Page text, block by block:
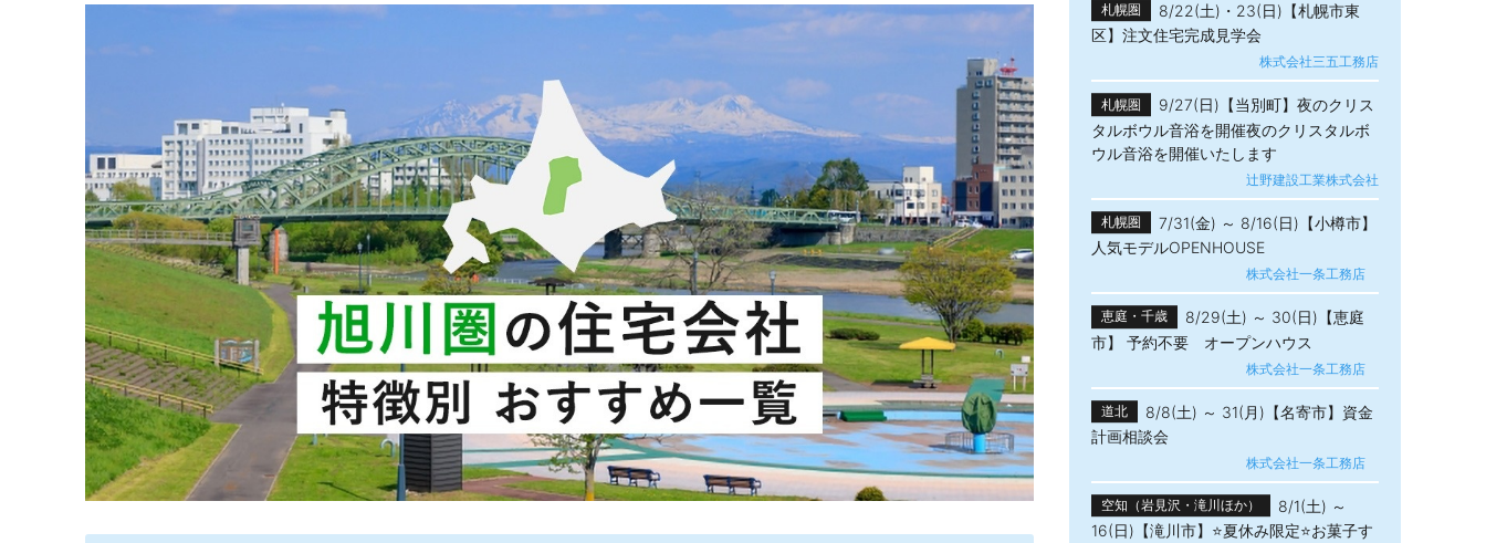
札幌圏
8/22(土)・23(日)【札幌市東
区】注文住宅完成見学会
株式会社三五工務店
札幌圏
9/27(日)【当別町】夜のクリス
タルボウル音浴を開催夜のクリスタルボ
ウル音浴を開催いたします
辻野建設工業株式会社
札幌圏
7/31(金) ～ 8/16(日)【小樽市】
人気モデルOPENHOUSE
株式会社一条工務店
恵庭・千歳
8/29(土) ～ 30(日)【恵庭
市】 予約不要 オープンハウス
株式会社一条工務店
道北
8/8(土) ～ 31(月)【名寄市】資金
計画相談会
株式会社一条工務店
空知（岩見沢・滝川ほか）
8/1(土) ～
16(日)【滝川市】⭐夏休み限定⭐お菓子す